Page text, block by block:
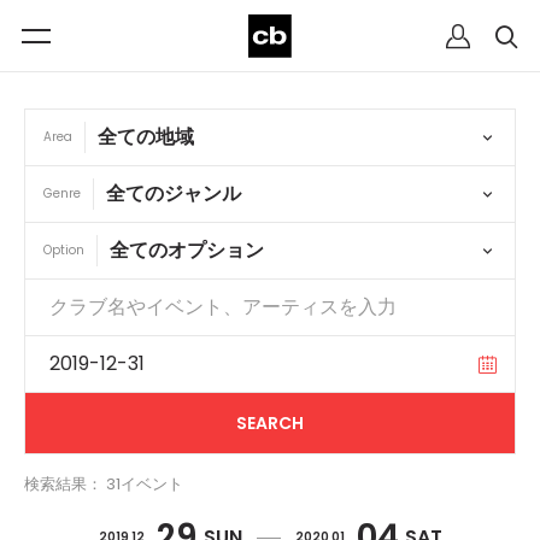
Area
Genre
Option
検索結果： 31イベント